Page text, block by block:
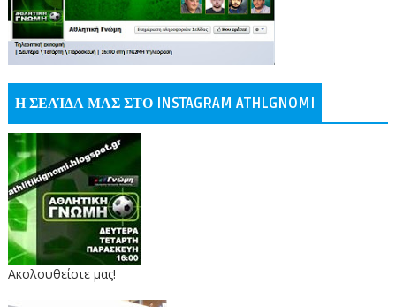
Η ΣΕΛΊΔΑ ΜΑΣ ΣΤΟ INSTAGRAM ATHLGNOMI
Ακολουθείστε μας!